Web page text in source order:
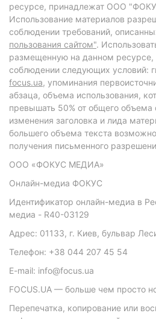
ресурсе, принадлежат ООО
Использование материалов
соблюдении требований,
пользования сайтом".
размещенную на данном ресурсе,
соблюдении следующих условий:
focus.ua, упоминания
абзаца, объема использования,
превышать 50% от общего объема
изменения заголовка и лида
большего объема текста
получения письменного
ООО «ФОКУС МЕДИА»
Онлайн-медиа ФОКУС
Идентификатор онлайн-медиа в
медиа - R40-03129
Адрес: 01133, г. Киев, бульвар
Телефон: +38 044 207 45 54
E-mail: info@focus.ua
FOCUS.UA — больше чем просто
Перепечатка, копирование или